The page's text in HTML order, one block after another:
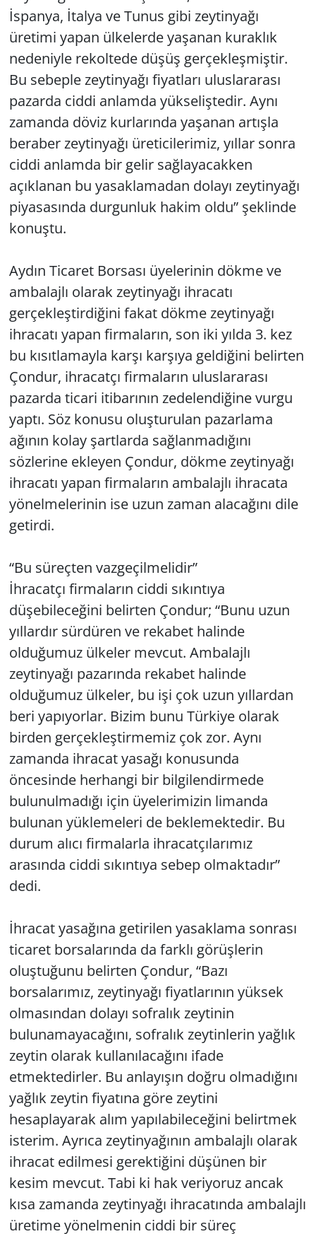
İspanya, İtalya ve Tunus gibi zeytinyağı
üretimi yapan ülkelerde yaşanan kuraklık
nedeniyle rekoltede düşüş gerçekleşmiştir.
Bu sebeple zeytinyağı fiyatları uluslararası
pazarda ciddi anlamda yükseliştedir. Aynı
zamanda döviz kurlarında yaşanan artışla
beraber zeytinyağı üreticilerimiz, yıllar sonra
ciddi anlamda bir gelir sağlayacakken
açıklanan bu yasaklamadan dolayı zeytinyağı
piyasasında durgunluk hakim oldu” şeklinde
konuştu.
Aydın Ticaret Borsası üyelerinin dökme ve
ambalajlı olarak zeytinyağı ihracatı
gerçekleştirdiğini fakat dökme zeytinyağı
ihracatı yapan firmaların, son iki yılda 3. kez
bu kısıtlamayla karşı karşıya geldiğini belirten
Çondur, ihracatçı firmaların uluslararası
pazarda ticari itibarının zedelendiğine vurgu
yaptı. Söz konusu oluşturulan pazarlama
ağının kolay şartlarda sağlanmadığını
sözlerine ekleyen Çondur, dökme zeytinyağı
ihracatı yapan firmaların ambalajlı ihracata
yönelmelerinin ise uzun zaman alacağını dile
getirdi.
“Bu süreçten vazgeçilmelidir”
İhracatçı firmaların ciddi sıkıntıya
düşebileceğini belirten Çondur; “Bunu uzun
yıllardır sürdüren ve rekabet halinde
olduğumuz ülkeler mevcut. Ambalajlı
zeytinyağı pazarında rekabet halinde
olduğumuz ülkeler, bu işi çok uzun yıllardan
beri yapıyorlar. Bizim bunu Türkiye olarak
birden gerçekleştirmemiz çok zor. Aynı
zamanda ihracat yasağı konusunda
öncesinde herhangi bir bilgilendirmede
bulunulmadığı için üyelerimizin limanda
bulunan yüklemeleri de beklemektedir. Bu
durum alıcı firmalarla ihracatçılarımız
arasında ciddi sıkıntıya sebep olmaktadır”
dedi.
İhracat yasağına getirilen yasaklama sonrası
ticaret borsalarında da farklı görüşlerin
oluştuğunu belirten Çondur, “Bazı
borsalarımız, zeytinyağı fiyatlarının yüksek
olmasından dolayı sofralık zeytinin
bulunamayacağını, sofralık zeytinlerin yağlık
zeytin olarak kullanılacağını ifade
etmektedirler. Bu anlayışın doğru olmadığını
yağlık zeytin fiyatına göre zeytini
hesaplayarak alım yapılabileceğini belirtmek
isterim. Ayrıca zeytinyağının ambalajlı olarak
ihracat edilmesi gerektiğini düşünen bir
kesim mevcut. Tabi ki hak veriyoruz ancak
kısa zamanda zeytinyağı ihracatında ambalajlı
üretime yönelmenin ciddi bir süreç